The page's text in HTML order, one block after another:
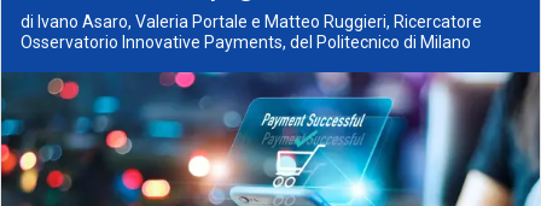
di Ivano Asaro, Valeria Portale e Matteo Ruggieri, Ricercatore
Osservatorio Innovative Payments, del Politecnico di Milano